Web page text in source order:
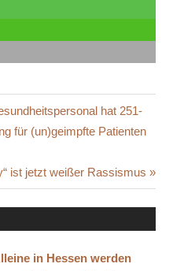
hat 251-
für (un)geimpfte Patienten
ist jetzt weißer Rassismus
in Hessen werden